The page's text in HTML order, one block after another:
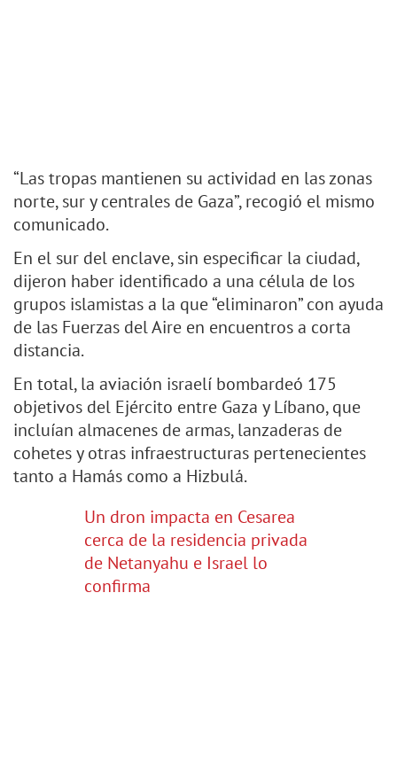
“Las tropas mantienen su actividad en las zonas
norte, sur y centrales de Gaza”, recogió el mismo
comunicado.
En el sur del enclave, sin especificar la ciudad,
dijeron haber identificado a una célula de los
grupos islamistas a la que “eliminaron” con ayuda
de las Fuerzas del Aire en encuentros a corta
distancia.
En total, la aviación israelí bombardeó 175
objetivos del Ejército entre Gaza y Líbano, que
incluían almacenes de armas, lanzaderas de
cohetes y otras infraestructuras pertenecientes
tanto a Hamás como a Hizbulá.
Un dron impacta en Cesarea
cerca de la residencia privada
de Netanyahu e Israel lo
confirma